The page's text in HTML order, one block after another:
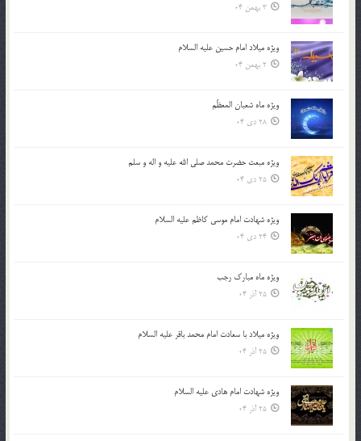
3 بهمن 04
ویژه میلاد امام حسین علیه السلام
2 بهمن 04
ویژه ماه شعبان المعظّم
28 دی 04
ویژه مبعث حضرت محمد صلی الله علیه و اله و سلم
25 دی 04
ویژه شهادت امام موسی کاظم علیه السلام
24 دی 04
ویژه ماه مبارک رجب
25 آذر 04
ویژه میلاد با سعادت امام محمد باقر علیه السلام
25 آذر 04
ویژه شهادت امام هادی علیه السلام
25 آذر 04